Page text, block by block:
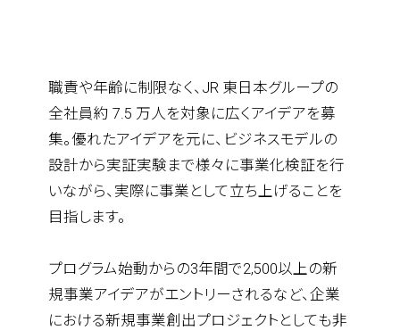
職責や年齢に制限なく、JR 東日本グループの
全社員約 7.5 万人を対象に広くアイデアを募
集。優れたアイデアを元に、ビジネスモデルの
設計から実証実験まで様々に事業化検証を行
いながら、実際に事業として立ち上げることを
目指します。
プログラム始動からの3年間で2,500以上の新
規事業アイデアがエントリーされるなど、企業
における新規事業創出プロジェクトとしても非